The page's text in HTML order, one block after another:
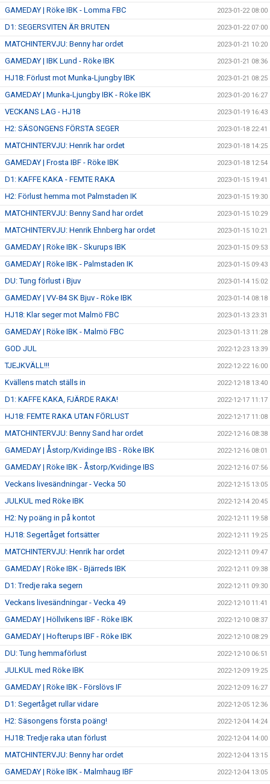
GAMEDAY | Röke IBK - Lomma FBC 2023-01-22 08:00
D1: SEGERSVITEN ÄR BRUTEN 2023-01-22 07:00
MATCHINTERVJU: Benny har ordet 2023-01-21 10:20
GAMEDAY | IBK Lund - Röke IBK 2023-01-21 08:36
HJ18: Förlust mot Munka-Ljungby IBK 2023-01-21 08:25
GAMEDAY | Munka-Ljungby IBK - Röke IBK 2023-01-20 16:27
VECKANS LAG - HJ18 2023-01-19 16:43
H2: SÄSONGENS FÖRSTA SEGER 2023-01-18 22:41
MATCHINTERVJU: Henrik har ordet 2023-01-18 14:25
GAMEDAY | Frosta IBF - Röke IBK 2023-01-18 12:54
D1: KAFFE KAKA - FEMTE RAKA 2023-01-15 19:41
H2: Förlust hemma mot Palmstaden IK 2023-01-15 19:30
MATCHINTERVJU: Benny Sand har ordet 2023-01-15 10:29
MATCHINTERVJU: Henrik Ehnberg har ordet 2023-01-15 10:21
GAMEDAY | Röke IBK - Skurups IBK 2023-01-15 09:53
GAMEDAY | Röke IBK - Palmstaden IK 2023-01-15 09:43
DU: Tung förlust i Bjuv 2023-01-14 15:02
GAMEDAY | VV-84 SK Bjuv - Röke IBK 2023-01-14 08:18
HJ18: Klar seger mot Malmö FBC 2023-01-13 23:31
GAMEDAY | Röke IBK - Malmö FBC 2023-01-13 11:28
GOD JUL 2022-12-23 13:39
TJEJKVÄLL!!! 2022-12-22 16:00
Kvällens match ställs in 2022-12-18 13:40
D1: KAFFE KAKA, FJÄRDE RAKA! 2022-12-17 11:17
HJ18: FEMTE RAKA UTAN FÖRLUST 2022-12-17 11:08
MATCHINTERVJU: Benny Sand har ordet 2022-12-16 08:38
GAMEDAY | Åstorp/Kvidinge IBS - Röke IBK 2022-12-16 08:01
GAMEDAY | Röke IBK - Åstorp/Kvidinge IBS 2022-12-16 07:56
Veckans livesändningar - Vecka 50 2022-12-15 13:05
JULKUL med Röke IBK 2022-12-14 20:45
H2: Ny poäng in på kontot 2022-12-11 19:58
HJ18: Segertåget fortsätter 2022-12-11 19:25
MATCHINTERVJU: Henrik har ordet 2022-12-11 09:47
GAMEDAY | Röke IBK - Bjärreds IBK 2022-12-11 09:38
D1: Tredje raka segern 2022-12-11 09:30
Veckans livesändningar - Vecka 49 2022-12-10 11:41
GAMEDAY | Höllvikens IBF - Röke IBK 2022-12-10 08:37
GAMEDAY | Hofterups IBF - Röke IBK 2022-12-10 08:29
DU: Tung hemmaförlust 2022-12-10 06:51
JULKUL med Röke IBK 2022-12-09 19:25
GAMEDAY | Röke IBK - Förslövs IF 2022-12-09 16:27
D1: Segertåget rullar vidare 2022-12-05 12:36
H2: Säsongens första poäng! 2022-12-04 14:24
HJ18: Tredje raka utan förlust 2022-12-04 14:00
MATCHINTERVJU: Benny har ordet 2022-12-04 13:15
GAMEDAY | Röke IBK - Malmhaug IBF 2022-12-04 13:05